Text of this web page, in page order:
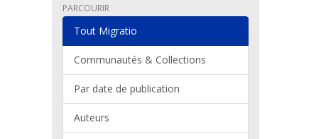
PARCOURIR
Tout Migratio
Communautés & Collections
Par date de publication
Auteurs